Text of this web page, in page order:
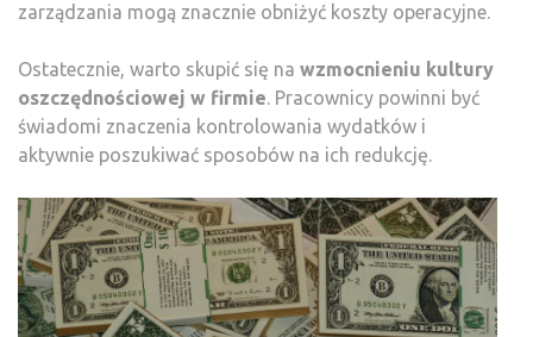
zarządzania mogą znacznie obniżyć koszty operacyjne.
Ostatecznie, warto skupić się na wzmocnieniu kultury
oszczędnościowej w firmie. Pracownicy powinni być
świadomi znaczenia kontrolowania wydatków i
aktywnie poszukiwać sposobów na ich redukcję.